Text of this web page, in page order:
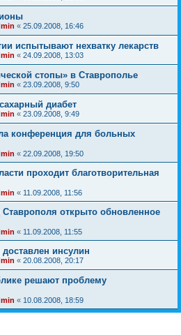
« 25.09.2008, 16:46
испытывают нехватку лекарств
« 24.09.2008, 13:03
стопы» в Ставрополье
« 23.09.2008, 9:50
диабет
« 23.09.2008, 9:49
конференция для больных
« 22.09.2008, 19:50
проходит благотворительная
« 11.09.2008, 11:56
открыто обновленное
« 11.09.2008, 11:55
инсулин
« 20.08.2008, 20:17
решают проблему
« 10.08.2008, 18:59